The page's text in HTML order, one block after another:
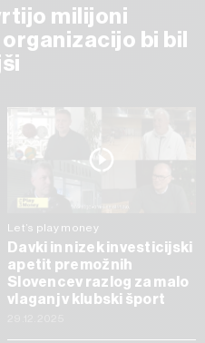
milijoni
bi bil
Let’s play money
Davki in nizek investicijski
apetit premožnih
Slovencev razlog za malo
vlaganj v klubski šport